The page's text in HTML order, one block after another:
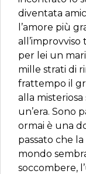
diventata
l’amore più
per lei un
mille strati di
frattempo il
alla misteriosa
un’era. Sono
ormai è una
passato che
mondo
soccombere,